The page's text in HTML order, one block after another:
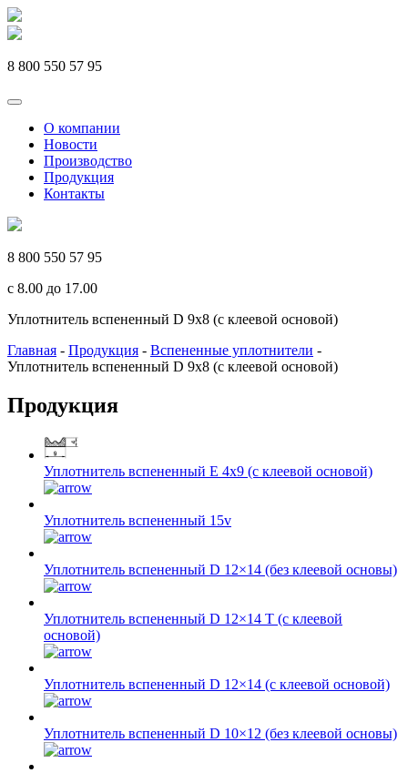
Перейти
к
8 800 550 57 95
О компании
Новости
Производство
Продукция
Контакты
8 800 550 57 95
c 8.00 до 17.00
Уплотнитель вспененный D 9х8 (с клеевой основой)
Главная - Продукция - Вспененные уплотнители -
Уплотнитель вспененный D 9х8 (с клеевой основой)
Продукция
Уплотнитель вспененный E 4х9 (с клеевой основой)
Уплотнитель вспененный 15v
Уплотнитель вспененный D 12×14 (без клеевой основы)
Уплотнитель вспененный D 12×14 Т (с клеевой
основой)
Уплотнитель вспененный D 12×14 (с клеевой основой)
Уплотнитель вспененный D 10×12 (без клеевой основы)